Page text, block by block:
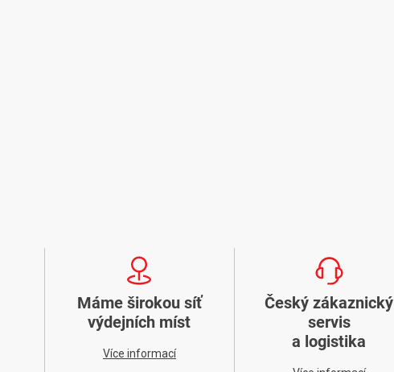
Máme širokou síť
výdejních míst
Více informací
Český zákaznický
servis
a logistika